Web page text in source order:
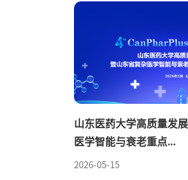
山东医药大学高质量发
医学智能与衰老重点...
2026-05-15